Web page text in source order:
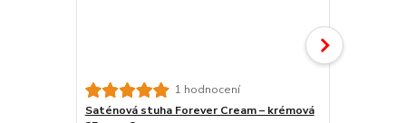
1 hodnocení
Saténová stuha Forever Cream – krémová